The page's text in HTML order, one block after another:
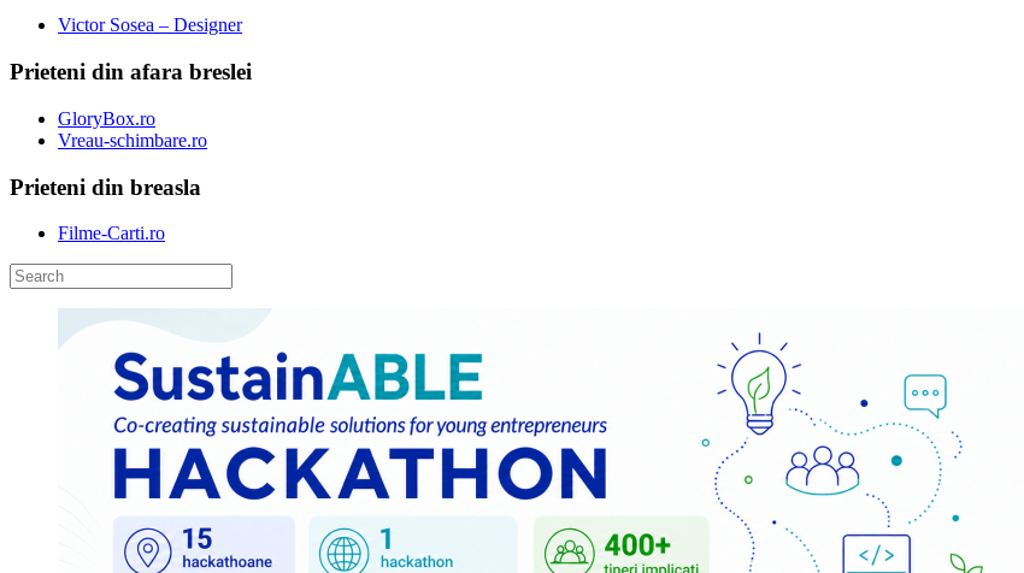
Victor Sosea – Designer
Prieteni din afara breslei
GloryBox.ro
Vreau-schimbare.ro
Prieteni din breasla
Filme-Carti.ro